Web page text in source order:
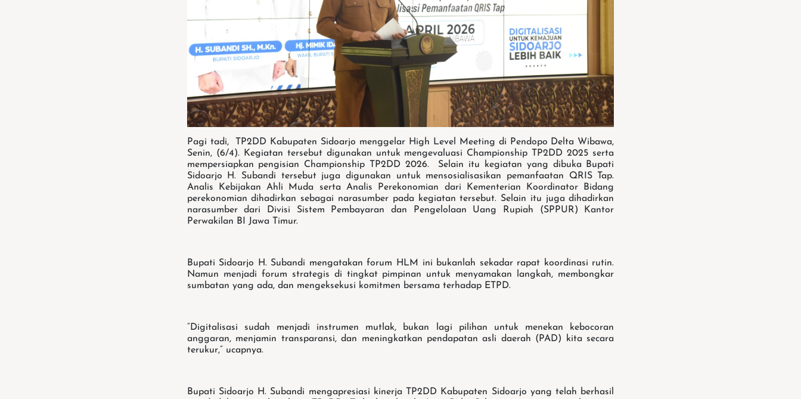
Pagi tadi, TP2DD Kabupaten Sidoarjo menggelar High Level Meeting di Pendopo Delta Wibawa,
Senin, (6/4). Kegiatan tersebut digunakan untuk mengevaluasi Championship TP2DD 2025 serta
mempersiapkan pengisian Championship TP2DD 2026. Selain itu kegiatan yang dibuka Bupati
Sidoarjo H. Subandi tersebut juga digunakan untuk mensosialisasikan pemanfaatan QRIS Tap.
Analis Kebijakan Ahli Muda serta Analis Perekonomian dari Kementerian Koordinator Bidang
perekonomian dihadirkan sebagai narasumber pada kegiatan tersebut. Selain itu juga dihadirkan
narasumber dari Divisi Sistem Pembayaran dan Pengelolaan Uang Rupiah (SPPUR) Kantor
Perwakilan BI Jawa Timur.
Bupati Sidoarjo H. Subandi mengatakan forum HLM ini bukanlah sekadar rapat koordinasi rutin.
Namun menjadi forum strategis di tingkat pimpinan untuk menyamakan langkah, membongkar
sumbatan yang ada, dan mengeksekusi komitmen bersama terhadap ETPD.
“Digitalisasi sudah menjadi instrumen mutlak, bukan lagi pilihan untuk menekan kebocoran
anggaran, menjamin transparansi, dan meningkatkan pendapatan asli daerah (PAD) kita secara
terukur,” ucapnya.
Bupati Sidoarjo H. Subandi mengapresiasi kinerja TP2DD Kabupaten Sidoarjo yang telah berhasil